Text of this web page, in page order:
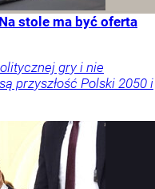
stole ma być oferta
gry i nie
przyszłość Polski 2050 i